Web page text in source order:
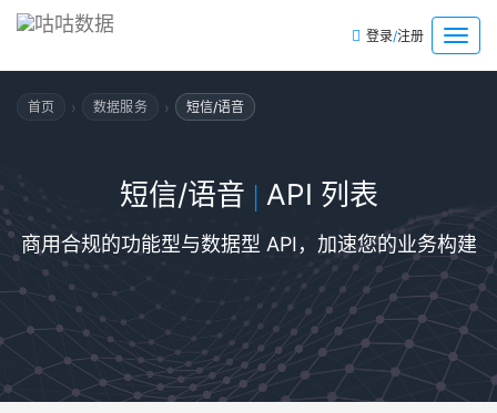
菜
单
登录/注册
首页 › 数据服务 › 短信/语音
短信/语音 | API 列表
商用合规的功能型与数据型 API，加速您的业务构建